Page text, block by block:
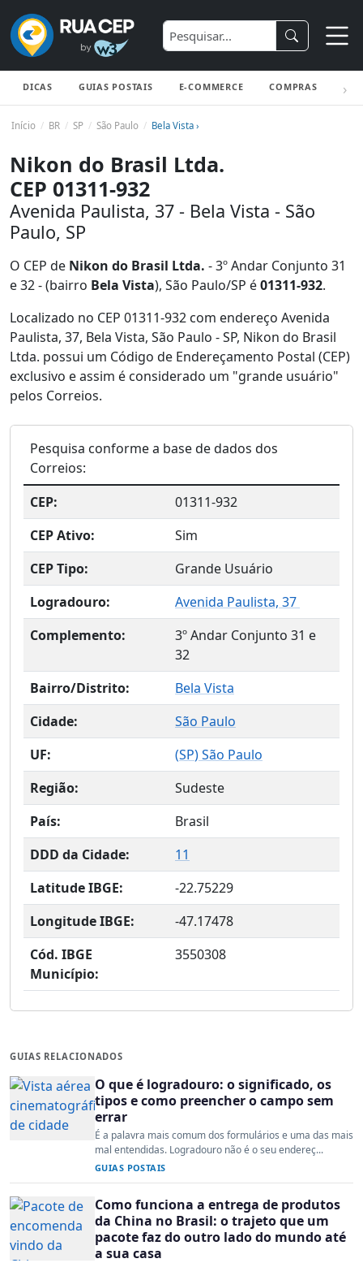
DICAS GUIAS POSTAIS E-COMMERCE COMPRAS
Início BR SP São Paulo Bela Vista ›
Nikon do Brasil Ltda.
CEP 01311-932
Avenida Paulista, 37 - Bela Vista - São
Paulo, SP
O CEP de Nikon do Brasil Ltda. - 3º Andar Conjunto 31
e 32 - (bairro Bela Vista), São Paulo/SP é01311-932.
Localizado no CEP 01311-932 com endereço Avenida
Paulista, 37, Bela Vista, São Paulo - SP, Nikon do Brasil
Ltda. possui um Código de Endereçamento Postal (CEP)
exclusivo e assim é considerado um "grande usuário"
pelos Correios.
Pesquisa conforme a base de dados dos
Correios:
CEP:
01311-932
CEP Ativo:
Sim
CEP Tipo:
Grande Usuário
Logradouro:
Avenida Paulista, 37
Complemento:
3º Andar Conjunto 31 e
32
Bairro/Distrito:
Bela Vista
Cidade:
São Paulo
UF:
(SP) São Paulo
Região:
Sudeste
País:
Brasil
DDD da Cidade:
11
Latitude IBGE:
-22.75229
Longitude IBGE:
-47.17478
Cód. IBGE
Município:
3550308
GUIAS RELACIONADOS
O que é logradouro: o significado, os
tipos e como preencher o campo sem
errar
É a palavra mais comum dos formulários e uma das mais
mal entendidas. Logradouro não é o seu endereç...
GUIAS POSTAIS
Como funciona a entrega de produtos
da China no Brasil: o trajeto que um
pacote faz do outro lado do mundo até
a sua casa